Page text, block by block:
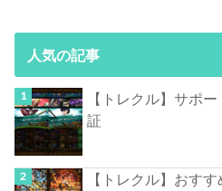
人気の記事
【トレクル】サポ
証
【トレクル】おす